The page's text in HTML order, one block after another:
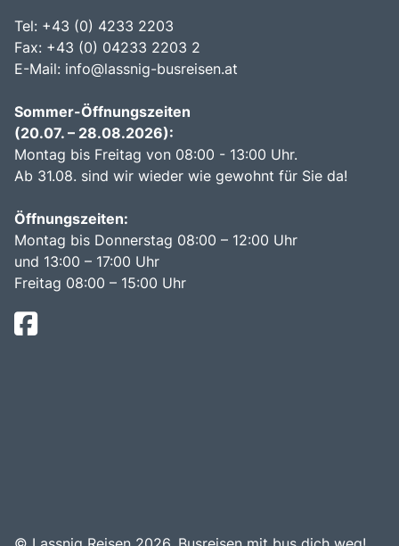
Tel: +43 (0) 4233 2203
Fax: +43 (0) 04233 2203 2
E-Mail: info@lassnig-busreisen.at
Sommer-Öffnungszeiten
(20.07. – 28.08.2026):
Montag bis Freitag von 08:00 - 13:00 Uhr.
Ab 31.08. sind wir wieder wie gewohnt für Sie da!
Öffnungszeiten:
Montag bis Donnerstag 08:00 – 12:00 Uhr
und 13:00 – 17:00 Uhr
Freitag 08:00 – 15:00 Uhr